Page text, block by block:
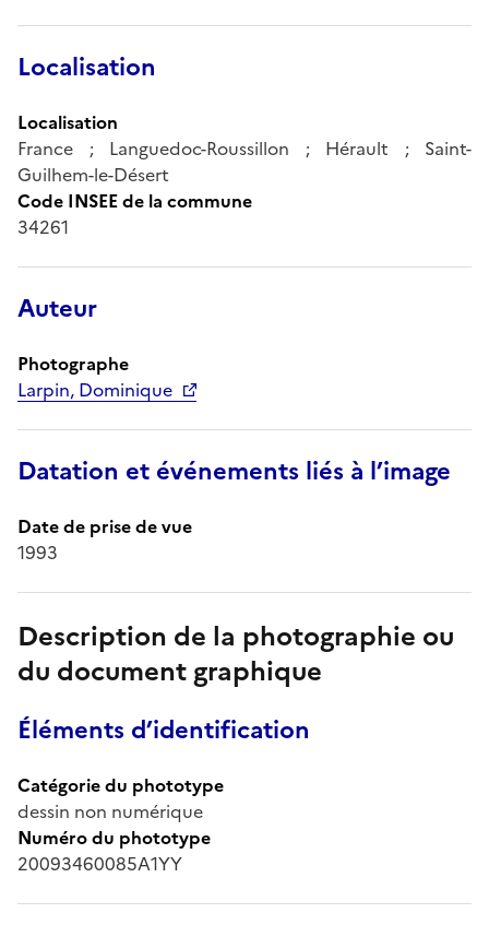
Localisation
Localisation
France ; Languedoc-Roussillon ; Hérault ; Saint-
Guilhem-le-Désert
Code INSEE de la commune
34261
Auteur
Photographe
Larpin, Dominique
Datation et événements liés à l’image
Date de prise de vue
1993
Description de la photographie ou
du document graphique
Éléments d’identification
Catégorie du phototype
dessin non numérique
Numéro du phototype
20093460085A1YY